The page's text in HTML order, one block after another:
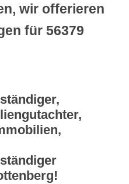
wir offerieren
für 56379